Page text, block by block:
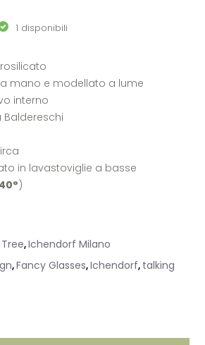
1 disponibili
mano e modellato a lume
interno
Baldereschi
in lavastoviglie a basse
40°)
,Ichendorf Milano
,Fancy Glasses,Ichendorf, talking